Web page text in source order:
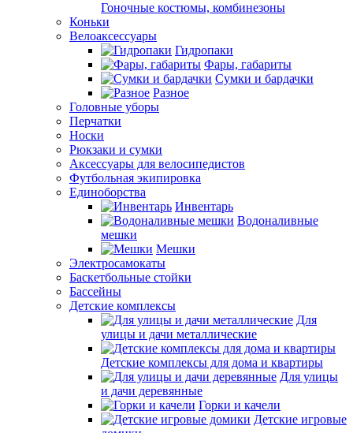
Гоночные костюмы, комбинезоны
Коньки
Велоаксессуары
Гидропаки
Фары, габариты
Сумки и бардачки
Разное
Головные уборы
Перчатки
Носки
Рюкзаки и сумки
Аксессуары для велосипедистов
Футбольная экипировка
Единоборства
Инвентарь
Водоналивные
мешки
Мешки
Электросамокаты
Баскетбольные стойки
Бассейны
Детские комплексы
Для
улицы и дачи металлические
Детские комплексы для дома и квартиры
Для улицы
и дачи деревянные
Горки и качели
Детские игровые